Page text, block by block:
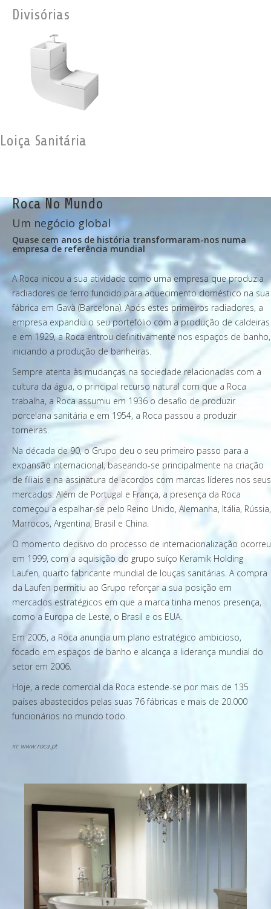
Divisórias
Loiça Sanitária
Roca No Mundo
Um negócio global
Quase cem anos de história transformaram-nos numa
empresa de referência mundial
A Roca inicou a sua atividade como uma empresa que produzia
radiadores de ferro fundido para aquecimento doméstico na sua
fábrica em Gavà (Barcelona). Após estes primeiros radiadores, a
empresa expandiu o seu portefólio com a produção de caldeiras
e em 1929, a Roca entrou definitivamente nos espaços de banho,
iniciando a produção de banheiras.
Sempre atenta às mudanças na sociedade relacionadas com a
cultura da água, o principal recurso natural com que a Roca
trabalha, a Roca assumiu em 1936 o desafio de produzir
porcelana sanitária e em 1954, a Roca passou a produzir
torneiras.
Na década de 90, o Grupo deu o seu primeiro passo para a
expansão internacional, baseando-se principalmente na criação
de filiais e na assinatura de acordos com marcas líderes nos seus
mercados. Além de Portugal e França, a presença da Roca
começou a espalhar-se pelo Reino Unido, Alemanha, Itália, Rússia,
Marrocos, Argentina, Brasil e China.
O momento decisivo do processo de internacionalização ocorreu
em 1999, com a aquisição do grupo suíço Keramik Holding
Laufen, quarto fabricante mundial de louças sanitárias. A compra
da Laufen permitiu ao Grupo reforçar a sua posição em
mercados estratégicos em que a marca tinha menos presença,
como a Europa de Leste, o Brasil e os EUA.
Em 2005, a Roca anuncia um plano estratégico ambicioso,
focado em espaços de banho e alcança a liderança mundial do
setor em 2006.
Hoje, a rede comercial da Roca estende-se por mais de 135
países abastecidos pelas suas 76 fábricas e mais de 20.000
funcionários no mundo todo.
in: www.roca.pt